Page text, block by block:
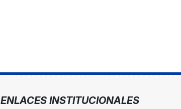
ENLACES INSTITUCIONALES